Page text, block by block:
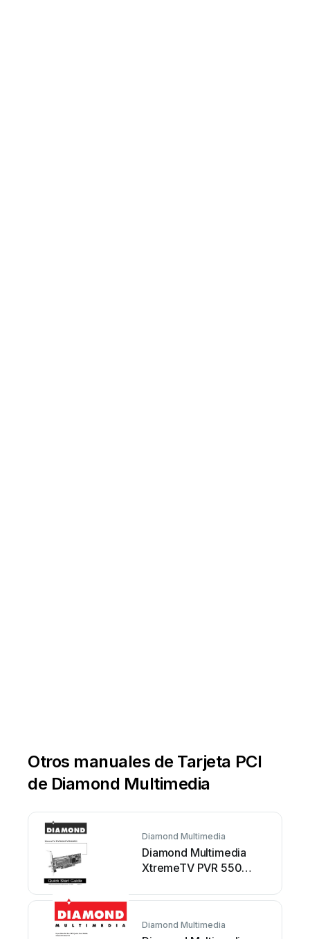
Otros manuales de Tarjeta PCI
de Diamond Multimedia
Diamond Multimedia
Diamond Multimedia
XtremeTV PVR 550
Diamond Multimedia